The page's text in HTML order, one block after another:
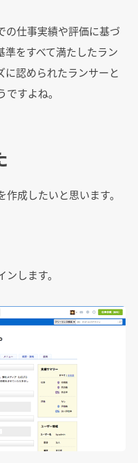
の仕事実績や評価に基づ
準をすべて満たしたラン
に認められたランサーと
すよね。
成したいと思います。
します。